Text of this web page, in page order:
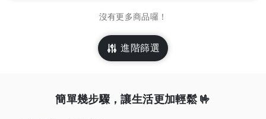
沒有更多商品囉！
進階篩選
簡單幾步驟，讓生活更加輕鬆 🤟